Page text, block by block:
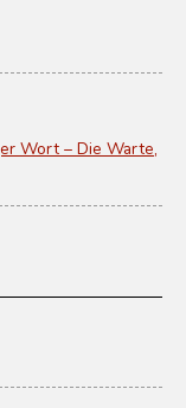
Wort – Die Warte,